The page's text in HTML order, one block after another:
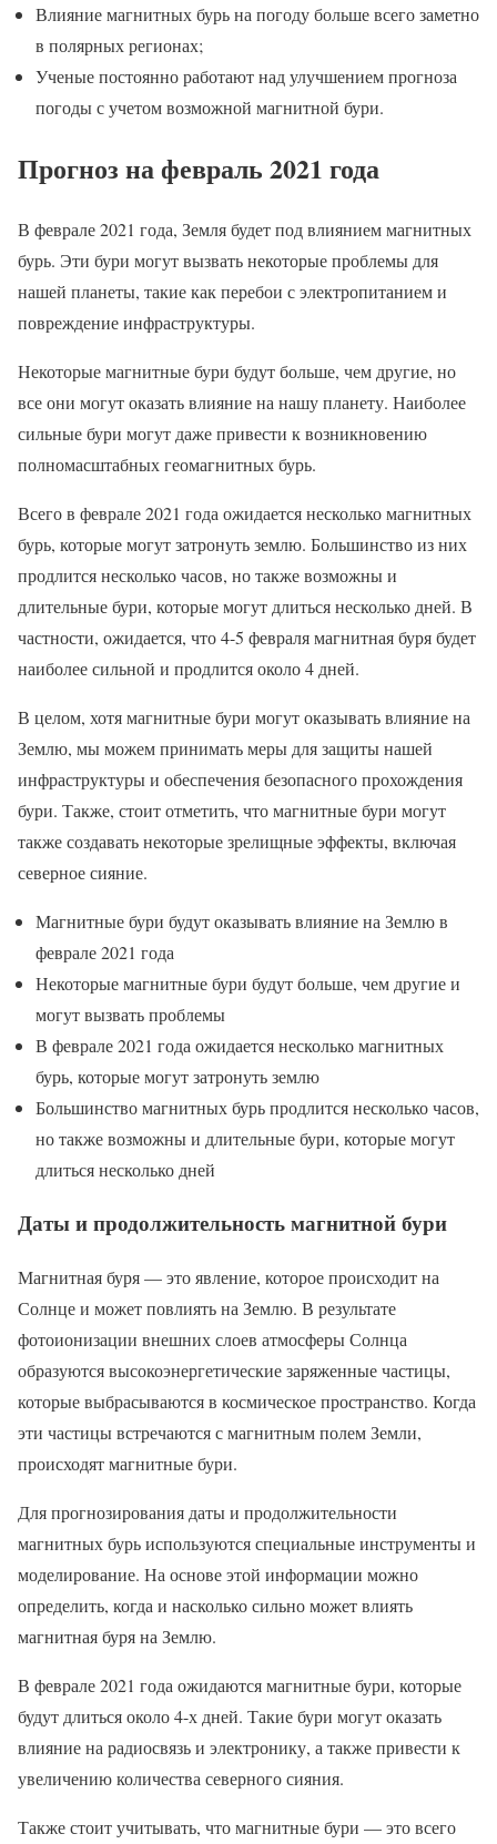
Влияние магнитных бурь на погоду больше всего заметно
в полярных регионах;
Ученые постоянно работают над улучшением прогноза
погоды с учетом возможной магнитной бури.
Прогноз на февраль 2021 года
В феврале 2021 года, Земля будет под влиянием магнитных
бурь. Эти бури могут вызвать некоторые проблемы для
нашей планеты, такие как перебои с электропитанием и
повреждение инфраструктуры.
Некоторые магнитные бури будут больше, чем другие, но
все они могут оказать влияние на нашу планету. Наиболее
сильные бури могут даже привести к возникновению
полномасштабных геомагнитных бурь.
Всего в феврале 2021 года ожидается несколько магнитных
бурь, которые могут затронуть землю. Большинство из них
продлится несколько часов, но также возможны и
длительные бури, которые могут длиться несколько дней. В
частности, ожидается, что 4-5 февраля магнитная буря будет
наиболее сильной и продлится около 4 дней.
В целом, хотя магнитные бури могут оказывать влияние на
Землю, мы можем принимать меры для защиты нашей
инфраструктуры и обеспечения безопасного прохождения
бури. Также, стоит отметить, что магнитные бури могут
также создавать некоторые зрелищные эффекты, включая
северное сияние.
Магнитные бури будут оказывать влияние на Землю в
феврале 2021 года
Некоторые магнитные бури будут больше, чем другие и
могут вызвать проблемы
В феврале 2021 года ожидается несколько магнитных
бурь, которые могут затронуть землю
Большинство магнитных бурь продлится несколько часов,
но также возможны и длительные бури, которые могут
длиться несколько дней
Даты и продолжительность магнитной бури
Магнитная буря — это явление, которое происходит на
Солнце и может повлиять на Землю. В результате
фотоионизации внешних слоев атмосферы Солнца
образуются высокоэнергетические заряженные частицы,
которые выбрасываются в космическое пространство. Когда
эти частицы встречаются с магнитным полем Земли,
происходят магнитные бури.
Для прогнозирования даты и продолжительности
магнитных бурь используются специальные инструменты и
моделирование. На основе этой информации можно
определить, когда и насколько сильно может влиять
магнитная буря на Землю.
В феврале 2021 года ожидаются магнитные бури, которые
будут длиться около 4-х дней. Такие бури могут оказать
влияние на радиосвязь и электронику, а также привести к
увеличению количества северного сияния.
Также стоит учитывать, что магнитные бури — это всего